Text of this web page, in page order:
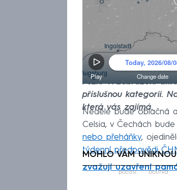
Pozn.: K zobrazení
příslušnou kategorii.
která vás zajímá.
Neděle bude oblačná
Celsia, v Čechách
nebo přeháňky,
týdenní předpovědi
MOHLO VÁM
zvažují uzavření
počasí bouřka